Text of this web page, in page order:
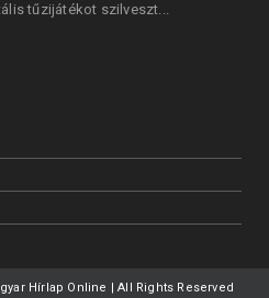
tűzijátékot szilveszt...
Hírlap Online | All Rights Reserved